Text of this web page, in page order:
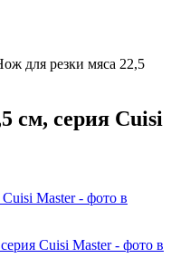
для резки мяса 22,5
см, серия Cuisi